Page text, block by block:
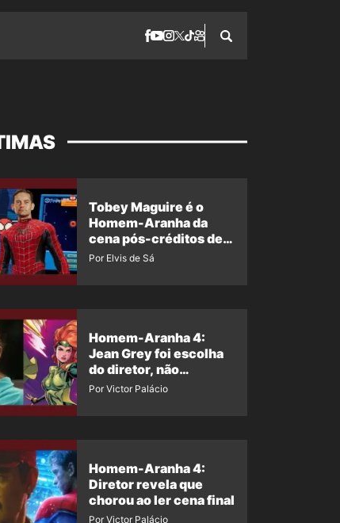
Tobey Maguire é o
Homem-Aranha da
cena pós-créditos de
Um Novo Dia?
Por Elvis de Sá
Homem-Aranha 4:
Jean Grey foi escolha
do diretor, não
imposição da Marvel
Por Victor Palácio
Homem-Aranha 4:
Diretor revela que
chorou ao ler cena final
Por Victor Palácio